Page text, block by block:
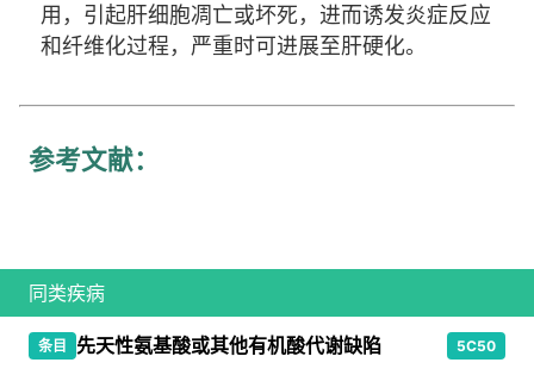
用，引起肝细胞凋亡或坏死，进而诱发炎症反应
和纤维化过程，严重时可进展至肝硬化。
参考文献：
同类疾病
条目 先天性氨基酸或其他有机酸代谢缺陷 5C50